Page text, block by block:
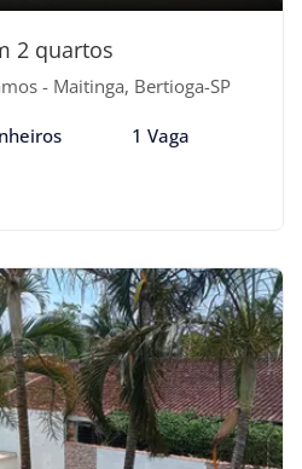
2 quartos
- Maitinga, Bertioga-SP
1 Vaga